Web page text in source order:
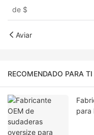
de $
Aviar
RECOMENDADO PARA TI
para